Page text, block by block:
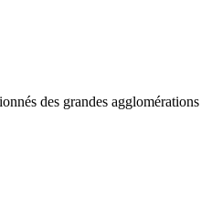
des grandes